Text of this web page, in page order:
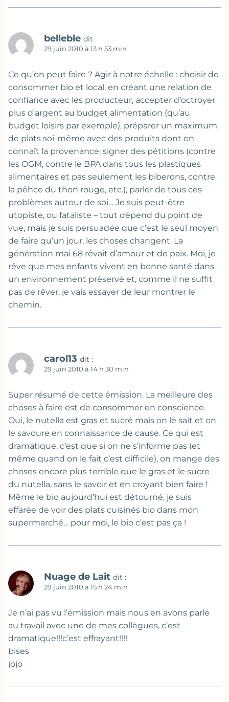
belleble dit :
29 juin 2010 à 13 h 53 min
Ce qu’on peut faire ? Agir à notre échelle : choisir de
consommer bio et local, en créant une relation de
confiance avec les producteur, accepter d’octroyer
plus d’argent au budget alimentation (qu’au
budget loisirs par exemple), préparer un maximum
de plats soi-même avec des produits dont on
connaît la provenance, signer des pétitions (contre
les OGM, contre le BPA dans tous les plastiques
alimentaires et pas seulement les biberons, contre
la pêhce du thon rouge, etc.), parler de tous ces
problèmes autour de soi… Je suis peut-être
utopiste, ou fataliste – tout dépend du point de
vue, mais je suis persuadée que c’est le seul moyen
de faire qu’un jour, les choses changent. La
génération mai 68 rêvait d’amour et de paix. Moi, je
rêve que mes enfants vivent en bonne santé dans
un environnement préservé et, comme il ne suffit
pas de rêver, je vais essayer de leur montrer le
chemin.
carol13 dit :
29 juin 2010 à 14 h 30 min
Super résumé de cette émission. La meilleure des
choses à faire est de consommer en conscience.
Oui, le nutella est gras et sucré mais on le sait et on
le savoure en connaissance de cause. Ce qui est
dramatique, c’est que si on ne s’informe pas (et
même quand on le fait c’est difficile), on mange des
choses encore plus terrible que le gras et le sucre
du nutella, sans le savoir et en croyant bien faire !
Même le bio aujourd’hui est détourné, je suis
effarée de voir des plats cuisinés bio dans mon
supermarché… pour moi, le bio c’est pas ça !
Nuage de Lait dit :
29 juin 2010 à 15 h 24 min
Je n’ai pas vu l’émission mais nous en avons parlé
au travail avec une de mes collègues, c’est
dramatique!!!c’est effrayant!!!!
bises
jojo